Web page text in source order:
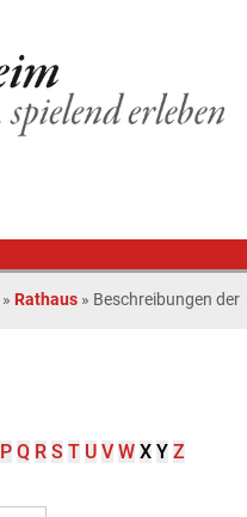
» Rathaus » Beschreibungen der
P Q R S T U V W X Y Z